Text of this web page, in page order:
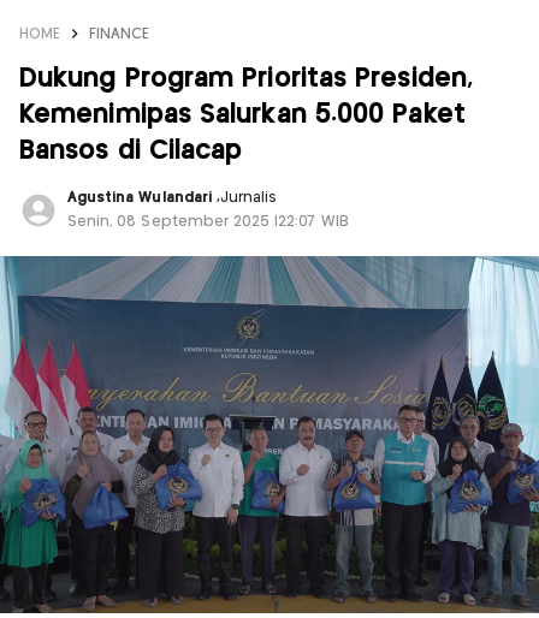
HOME FINANCE
Dukung Program Prioritas Presiden,
Kemenimipas Salurkan 5.000 Paket
Bansos di Cilacap
Agustina Wulandari ,Jurnalis
Senin, 08 September 2025 |22:07 WIB